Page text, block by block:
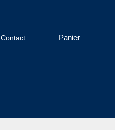
Contact Panier